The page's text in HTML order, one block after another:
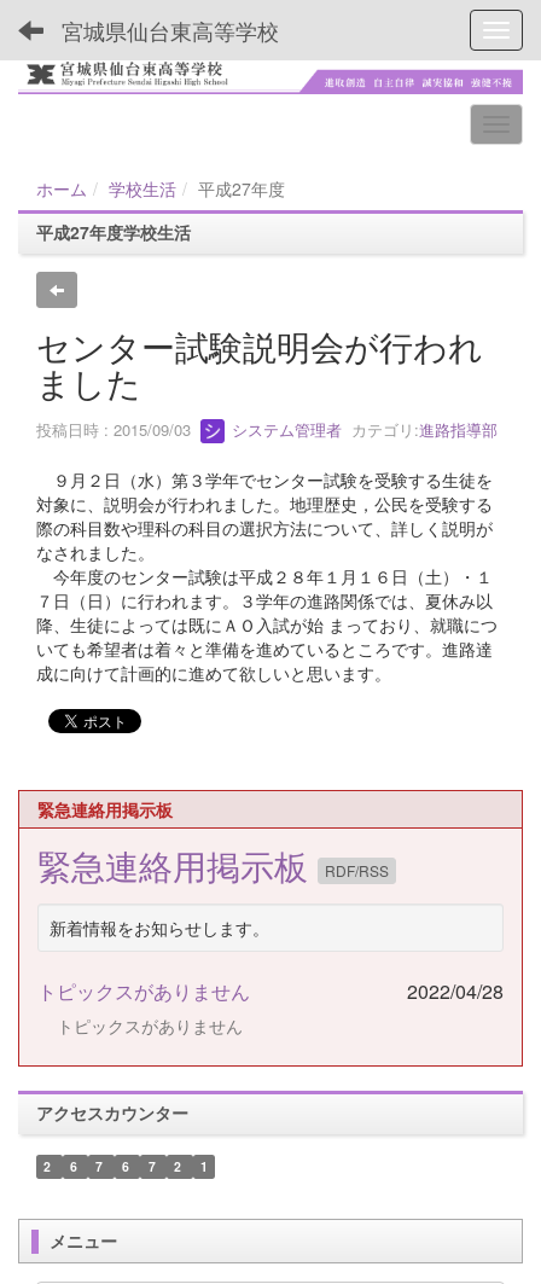
宮城県仙台東高等学校
ホーム 学校生活
平成27年度
平成27年度学校生活
センター試験説明会が行われ
ました
投稿日時 : 2015/09/03 システム管理者 カテゴリ:進路指導部
９月２日（水）第３学年でセンター試験を受験する生徒を
対象に、説明会が行われました。地理歴史，公民を受験する
際の科目数や理科の科目の選択方法について、詳しく説明が
なされました。
今年度のセンター試験は平成２８年１月１６日（土）・１
７日（日）に行われます。３学年の進路関係では、夏休み以
降、生徒によっては既にＡＯ入試が始 まっており、就職につ
いても希望者は着々と準備を進めているところです。進路達
成に向けて計画的に進めて欲しいと思います。
緊急連絡用掲示板
緊急連絡用掲示板 RDF/RSS
新着情報をお知らせします。
トピックスがありません 2022/04/28
トピックスがありません
アクセスカウンター
2 6 7 6 7 2 1
メニュー